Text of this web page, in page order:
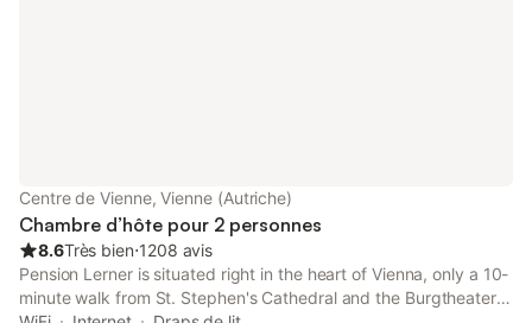
Centre de Vienne, Vienne (Autriche)
Chambre d’hôte pour 2 personnes
8.6Très bien⋅1208 avis
Pension Lerner is situated right in the heart of Vienna, only a 10-
minute walk from St. Stephen's Cathedral and the Burgtheater.